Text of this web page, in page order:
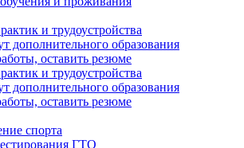
и трудоустройства
дополнительного образования
оставить резюме
и трудоустройства
дополнительного образования
оставить резюме
спорта
ГТО